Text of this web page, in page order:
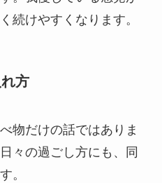
続けやすくなります。
方
物だけの話ではありま
々の過ごし方にも、同
。